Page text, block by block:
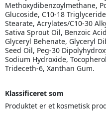
Methoxydibenzoylmethane,
Glucoside, C10-18
Stearate, Acrylates/C10-30
Sativa Sprout Oil, Benzoic
Glyceryl Behenate, Glyceryl
Seed Oil, Peg-30
Sodium Hydroxide,
Trideceth-6, Xanthan Gum.
Klassificeret som
Produktet er et kosmetisk